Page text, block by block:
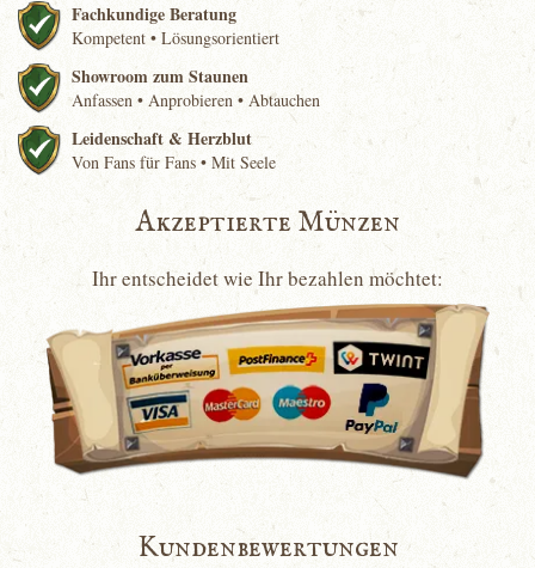
Fachkundige Beratung
Kompetent • Lösungsorientiert
Showroom zum Staunen
Anfassen • Anprobieren • Abtauchen
Leidenschaft & Herzblut
Von Fans für Fans • Mit Seele
Akzeptierte Münzen
Ihr entscheidet wie Ihr bezahlen möchtet:
Kundenbewertungen